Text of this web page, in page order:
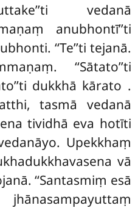
vedanā
anubhontī’’ti
‘‘Te’’ti tejanā.
‘‘Sātato’’ti
dukkhā kārato .
tasmā vedanā
tividhā eva hotīti
Upekkhaṃ
vā
‘‘Santasmiṃ esā